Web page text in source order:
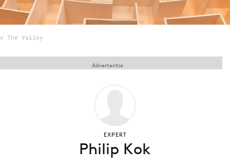
12 nov: MarketingLive!
Adverteren
Events
Opleidingen
Vacatures
© The Valley
Advertentie
EXPERT
Philip Kok